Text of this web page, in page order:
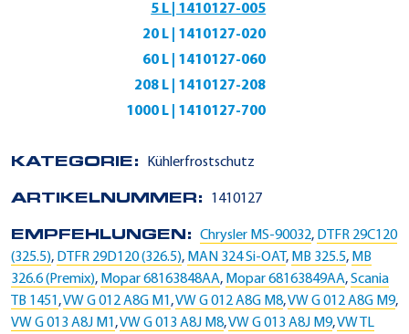
5 L | 1410127-005
20 L | 1410127-020
60 L | 1410127-060
208 L | 1410127-208
1000 L | 1410127-700
KATEGORIE: Kühlerfrostschutz
ARTIKELNUMMER: 1410127
EMPFEHLUNGEN: Chrysler MS-90032, DTFR 29C120
(325.5), DTFR 29D120 (326.5), MAN 324 Si-OAT, MB 325.5, MB
326.6 (Premix), Mopar 68163848AA, Mopar 68163849AA,Scania
TB 1451 ,VW G 012 A8G M1 ,VW G 012 A8G M8,VW G 012 A8G M9,
VW G 013 A8J M1 ,VW G 013 A8J M8,VW G 013 A8J M9,VW TL